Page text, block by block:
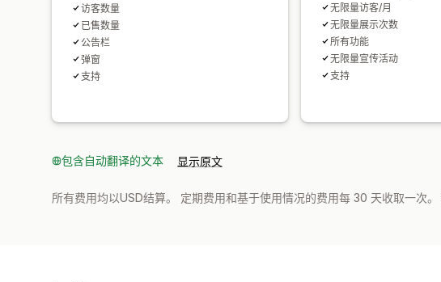
访客数量
已售数量
公告栏
弹窗
支持
无限量访客/月
无限量展示次数
所有功能
无限量宣传活动
支持
包含自动翻译的文本 显示原文
所有费用均以USD结算。 定期费用和基于使用情况的费用每 30 天收取一次。